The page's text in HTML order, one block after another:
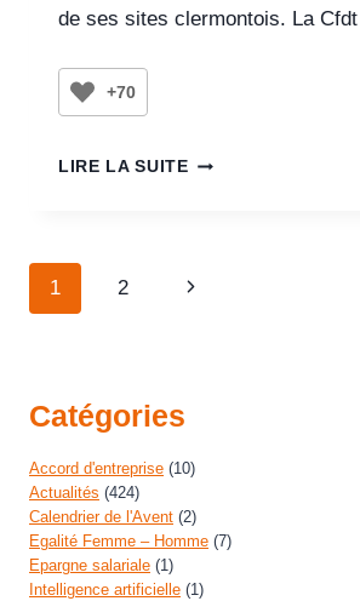
de ses sites clermontois. La
+70
LIRE LA SUITE
1 2
Catégories
Accord d'entreprise (10)
Actualités (424)
Calendrier de l'Avent (2)
Egalité Femme – Homme (7)
Epargne salariale (1)
Intelligence artificielle (1)